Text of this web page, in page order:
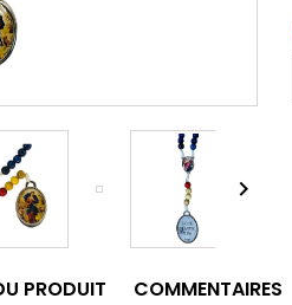

PRODUIT COMMENTAIRES